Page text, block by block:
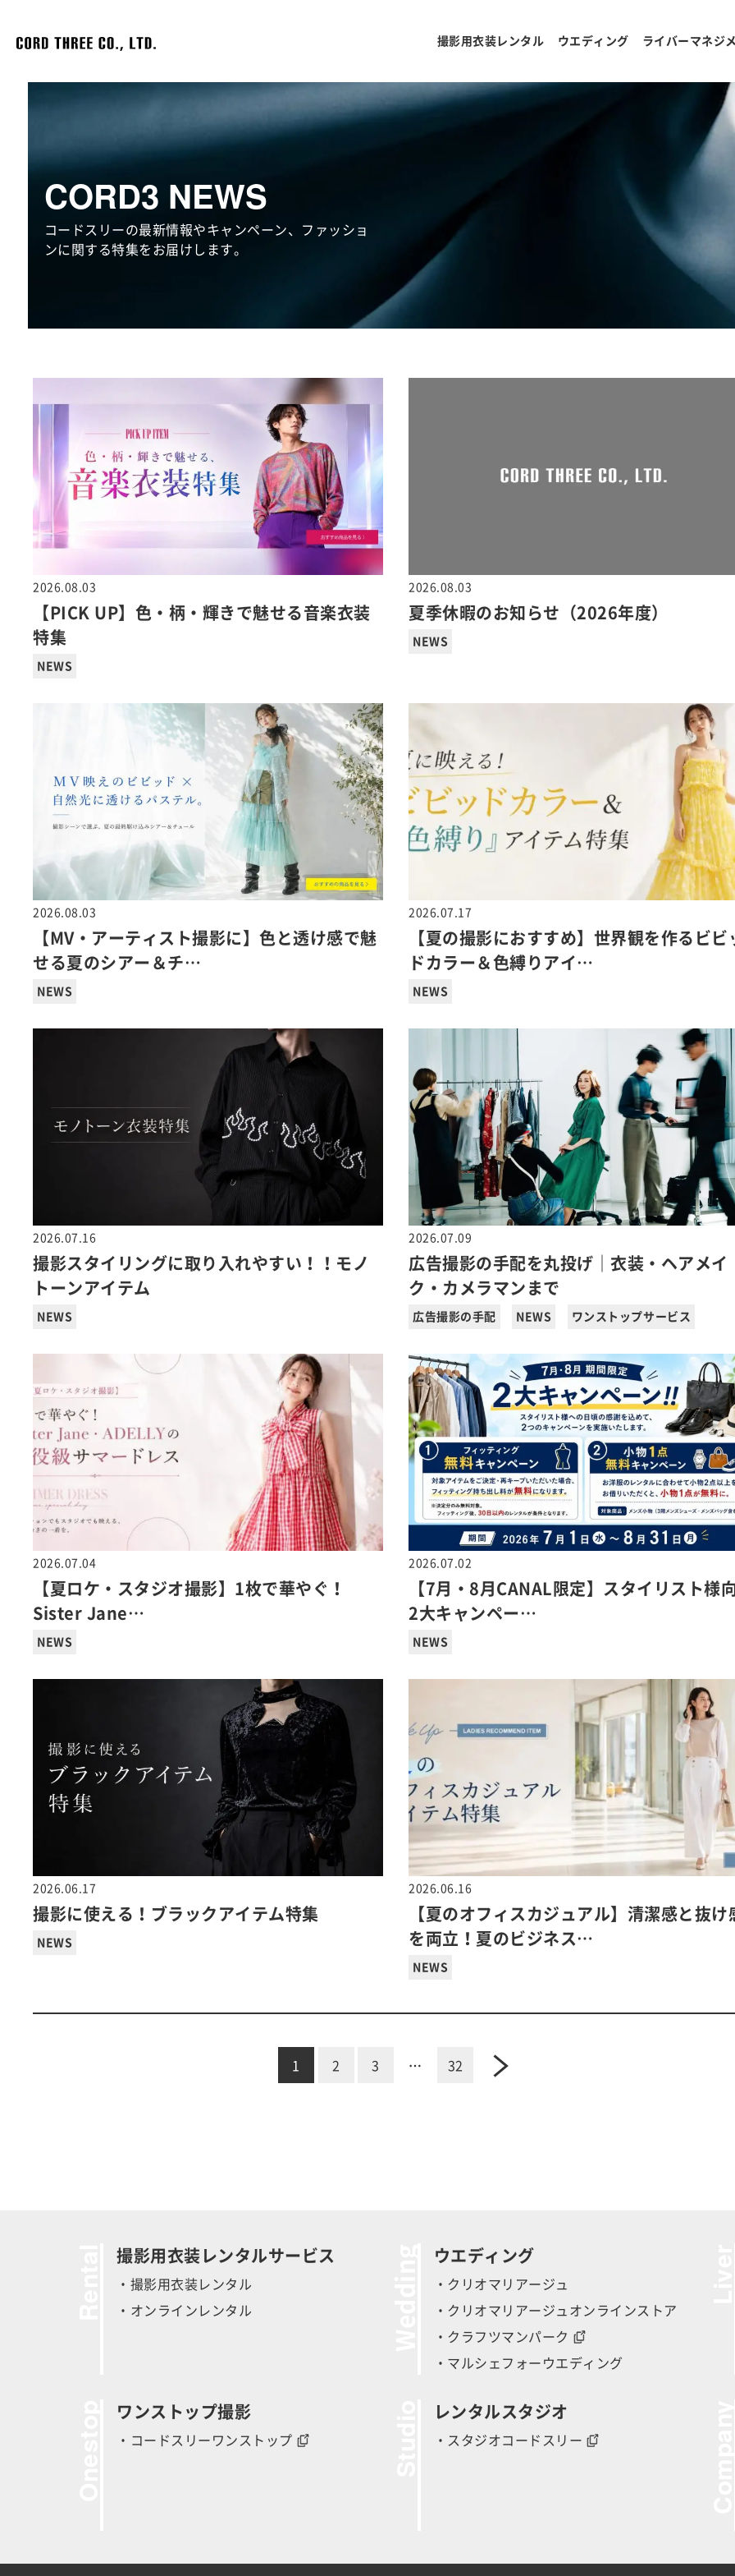
撮影用衣装レンタル ウエディング ライバーマネジ
CORD3 NEWS
コードスリーの最新情報やキャンペーン、ファッショ
ンに関する特集をお届けします。
2026.08.03
【PICK UP】色・柄・輝きで魅せる音楽衣装
特集
NEWS
2026.08.03
夏季休暇のお知らせ（2026年度）
NEWS
2026.08.03
【MV・アーティスト撮影に】色と透け感で魅
せる夏のシアー＆チ…
NEWS
2026.07.17
【夏の撮影におすすめ】世界観を作るビビ
ドカラー＆色縛りアイ…
NEWS
2026.07.16
撮影スタイリングに取り入れやすい！！モノ
トーンアイテム
NEWS
2026.07.09
広告撮影の手配を丸投げ｜衣装・ヘアメイ
ク・カメラマンまで
広告撮影の手配 NEWS ワンストップサービス
2026.07.04
【夏ロケ・スタジオ撮影】1枚で華やぐ！
Sister Jane…
NEWS
2026.07.02
【7月・8月CANAL限定】スタイリスト様
2大キャンペー…
NEWS
2026.06.17
撮影に使える！ブラックアイテム特集
NEWS
2026.06.16
【夏のオフィスカジュアル】清潔感と抜け
を両立！夏のビジネス…
NEWS
1 2 3 … 32 next
撮影用衣装レンタルサービス
・撮影用衣装レンタル
・オンラインレンタル
ウエディング
・クリオマリアージュ
・クリオマリアージュオンラインストア
・クラフツマンパーク
・マルシェフォーウエディング
ワンストップ撮影
・コードスリーワンストップ
レンタルスタジオ
・スタジオコードスリー